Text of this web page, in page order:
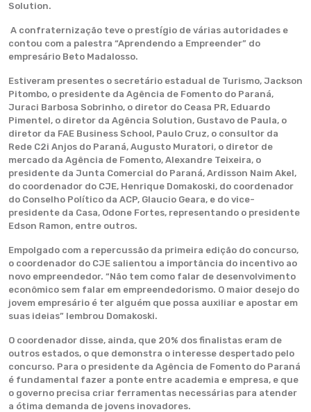
Solution.
A confraternização teve o prestígio de várias autoridades e
contou com a palestra “Aprendendo a Empreender” do
empresário Beto Madalosso.
Estiveram presentes o secretário estadual de Turismo, Jackson
Pitombo, o presidente da Agência de Fomento do Paraná,
Juraci Barbosa Sobrinho, o diretor do Ceasa PR, Eduardo
Pimentel, o diretor da Agência Solution, Gustavo de Paula, o
diretor da FAE Business School, Paulo Cruz, o consultor da
Rede C2i Anjos do Paraná, Augusto Muratori, o diretor de
mercado da Agência de Fomento, Alexandre Teixeira, o
presidente da Junta Comercial do Paraná, Ardisson Naim Akel,
do coordenador do CJE, Henrique Domakoski, do coordenador
do Conselho Político da ACP, Glaucio Geara, e do vice-
presidente da Casa, Odone Fortes, representando o presidente
Edson Ramon, entre outros.
Empolgado com a repercussão da primeira edição do concurso,
o coordenador do CJE salientou a importância do incentivo ao
novo empreendedor. “Não tem como falar de desenvolvimento
econômico sem falar em empreendedorismo. O maior desejo do
jovem empresário é ter alguém que possa auxiliar e apostar em
suas ideias” lembrou Domakoski.
O coordenador disse, ainda, que 20% dos finalistas eram de
outros estados, o que demonstra o interesse despertado pelo
concurso. Para o presidente da Agência de Fomento do Paraná
é fundamental fazer a ponte entre academia e empresa, e que
o governo precisa criar ferramentas necessárias para atender
a ótima demanda de jovens inovadores.